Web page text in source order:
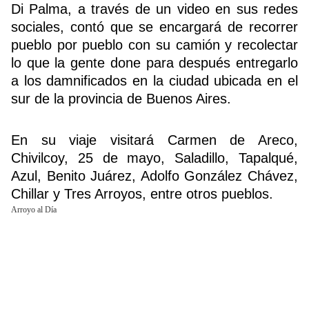
Di Palma, a través de un video en sus redes
sociales, contó que se encargará de recorrer
pueblo por pueblo con su camión y recolectar
lo que la gente done para después entregarlo
a los damnificados en la ciudad ubicada en el
sur de la provincia de Buenos Aires.
En su viaje visitará Carmen de Areco,
Chivilcoy, 25 de mayo, Saladillo, Tapalqué,
Azul, Benito Juárez, Adolfo González Chávez,
Chillar y Tres Arroyos, entre otros pueblos.
Arroyo al Día
Buscador